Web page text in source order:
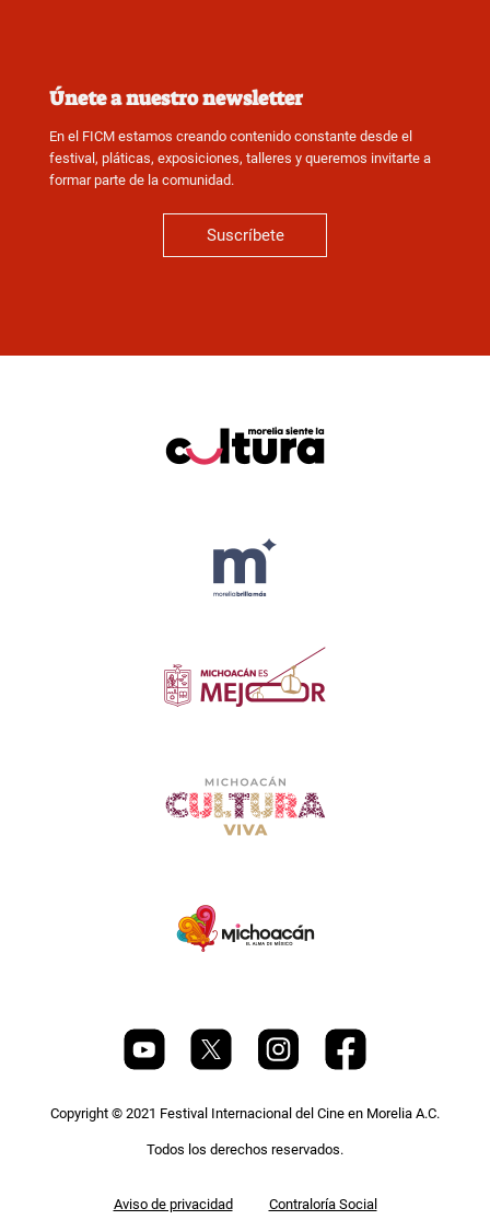
Únete a nuestro newsletter
En el FICM estamos creando contenido constante desde el
festival, pláticas, exposiciones, talleres y queremos invitarte a
formar parte de la comunidad.
Suscríbete
Copyright © 2021 Festival Internacional del Cine en Morelia A.C.
Todos los derechos reservados.
Aviso de privacidad Contraloría Social